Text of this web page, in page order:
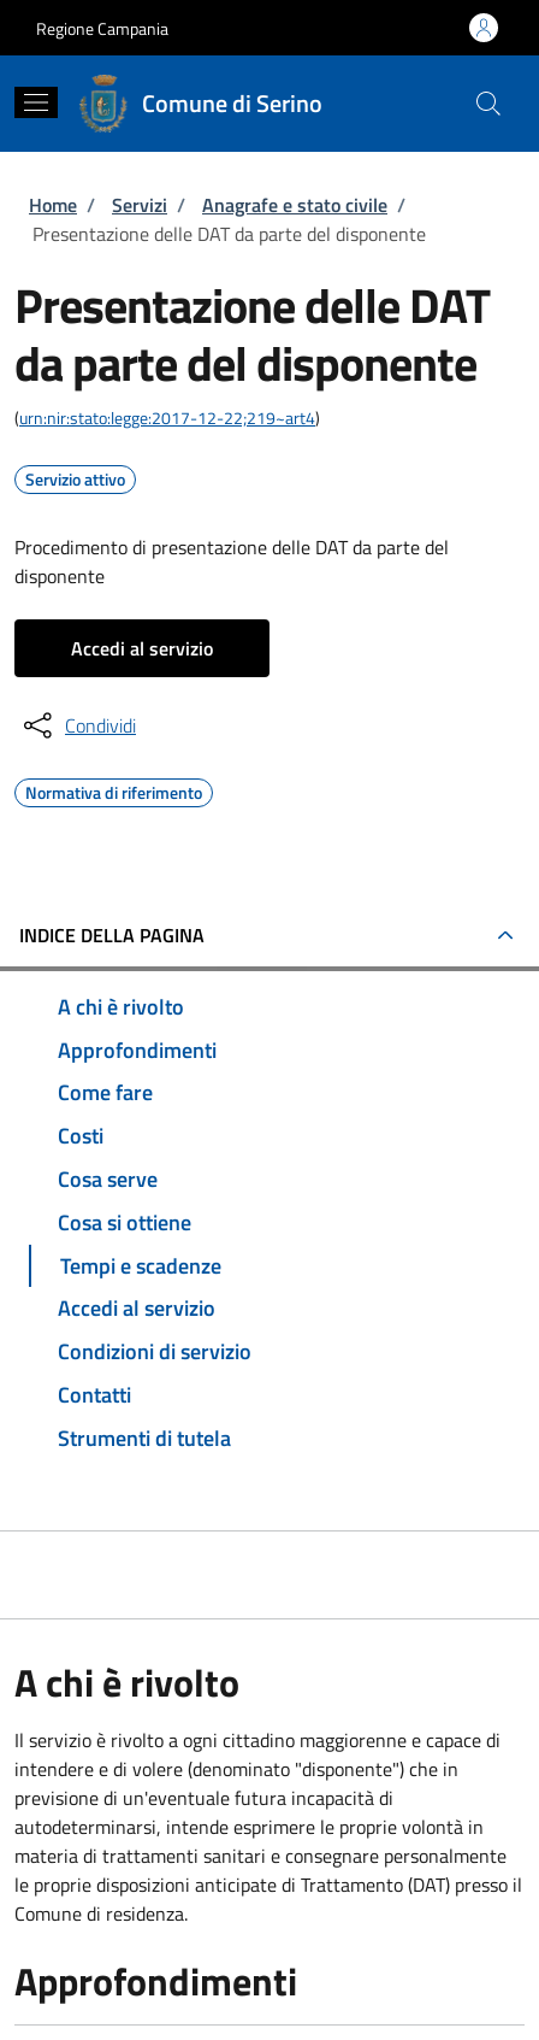
Regione Campania
Comune di Serino
Briciole di pane
Home / Servizi / Anagrafe e stato civile /
Presentazione delle DAT da parte del disponente
Presentazione delle DAT
da parte del disponente
(urn:nir:stato:legge:2017-12-22;219~art4)
Servizio attivo
Procedimento di presentazione delle DAT da parte del
disponente
Accedi al servizio
Condividi
Normativa di riferimento
INDICE DELLA PAGINA
A chi è rivolto
Approfondimenti
Come fare
Costi
Cosa serve
Cosa si ottiene
Tempi e scadenze
Accedi al servizio
Condizioni di servizio
Contatti
Strumenti di tutela
A chi è rivolto
Il servizio è rivolto a ogni cittadino maggiorenne e capace di
intendere e di volere (denominato "disponente") che in
previsione di un'eventuale futura incapacità di
autodeterminarsi, intende esprimere le proprie volontà in
materia di trattamenti sanitari e consegnare personalmente
le proprie disposizioni anticipate di Trattamento (DAT) presso il
Comune di residenza.
Approfondimenti